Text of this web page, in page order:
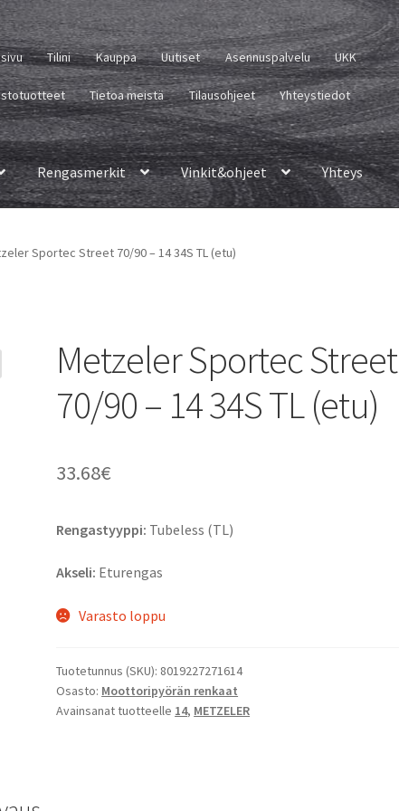
Tilini Kauppa Uutiset Asennuspalvelu UKK
Tietoa meistä Tilausohjeet Yhteystiedot
Rengasmerkit Vinkit&ohjeet Yhteys
Sportec Street 70/90 – 14 34S TL (etu)
Metzeler Sportec Street
70/90 – 14 34S TL (etu)
33.68€
Rengastyyppi: Tubeless (TL)
Akseli: Eturengas
Varasto loppu
Tuotetunnus (SKU): 8019227271614
Osasto: Moottoripyörän renkaat
Avainsanat tuotteelle 14, METZELER